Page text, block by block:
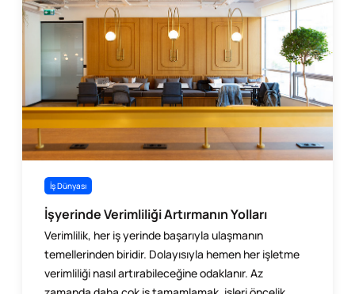
İş Dünyası
İşyerinde Verimliliği Artırmanın Yolları
Verimlilik, her iş yerinde başarıyla ulaşmanın
temellerinden biridir. Dolayısıyla hemen her işletme
verimliliği nasıl artırabileceğine odaklanır. Az